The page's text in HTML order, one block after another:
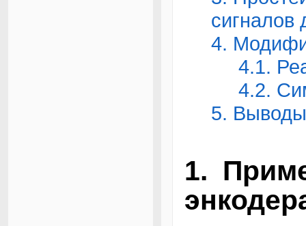
сигналов
4.
4.1.
4.2.
5. Выводы
1.